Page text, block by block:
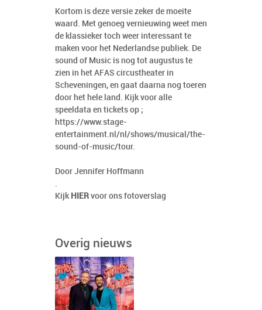
Kortom is deze versie zeker de moeite
waard. Met genoeg vernieuwing weet men
de klassieker toch weer interessant te
maken voor het Nederlandse publiek. De
sound of Music is nog tot augustus te
zien in het AFAS circustheater in
Scheveningen, en gaat daarna nog toeren
door het hele land. Kijk voor alle
speeldata en tickets op ;
https://www.stage-
entertainment.nl/nl/shows/musical/the-
sound-of-music/tour.
Door Jennifer Hoffmann
.
Kijk HIER voor ons fotoverslag
Overig nieuws